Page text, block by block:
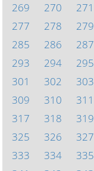
269
270 271
277
278 279
285
286 287
293
294 295
301
302 303
309
310 311
317
318 319
325
326 327
333
334 335